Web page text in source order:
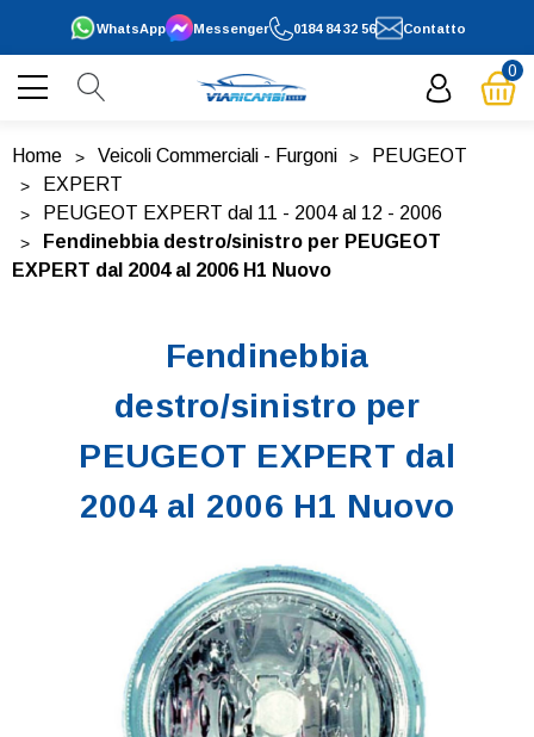
0184 84 32 56
WhatsApp Contatto
Messenger
0
Home Veicoli Commerciali - Furgoni
PEUGEOT
EXPERT
PEUGEOT EXPERT dal 11 - 2004 al 12 - 2006
Fendinebbia destro/sinistro per PEUGEOT
EXPERT dal 2004 al 2006 H1 Nuovo
Fendinebbia
destro/sinistro per
PEUGEOT EXPERT dal
2004 al 2006 H1 Nuovo